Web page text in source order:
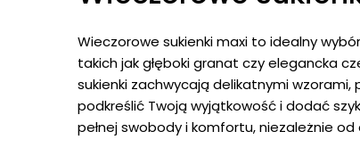
Wieczorowe sukienki maxi to idealny
takich jak głęboki granat czy elegancka
sukienki zachwycają delikatnymi
podkreślić Twoją wyjątkowość i dodać
pełnej swobody i komfortu, niezależnie od